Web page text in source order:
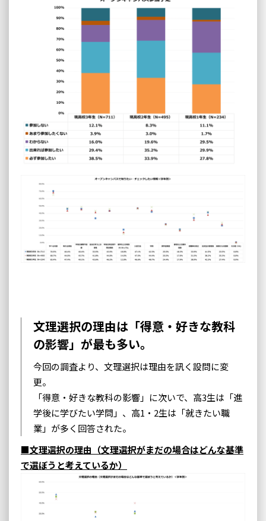
文理選択の理由は「得意・好きな教科
の影響」が最も多い。
今回の調査より、文理選択は理由を訊く設問に変
更。
「得意・好きな教科の影響」に次いで、高3生は「進
学後に学びたい学問」、高1・2生は「就きたい職
業」が多く回答された。
■文理選択の理由（文理選択がまだの場合はどんな基準
で選ぼうと考えているか）